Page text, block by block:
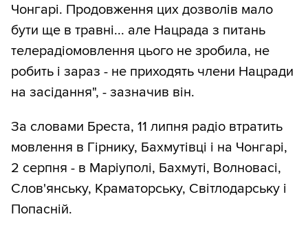
Чонгарі. Продовження цих дозволів мало
бути ще в травні... але Нацрада з питань
телерадіомовлення цього не зробила, не
робить і зараз - не приходять члени Нацради
на засідання", - зазначив він.
За словами Бреста, 11 липня радіо втратить
мовлення в Гірнику, Бахмутівці і на Чонгарі,
2 серпня - в Маріуполі, Бахмуті, Волновасі,
Слов'янську, Краматорську, Світлодарську і
Попасній.